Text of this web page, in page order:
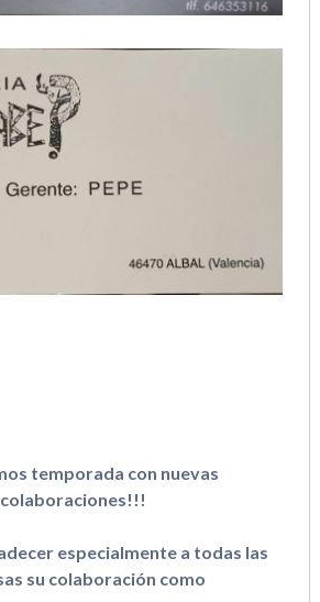
temporada con nuevas
colaboraciones!!!
especialmente a todas las
su colaboración como